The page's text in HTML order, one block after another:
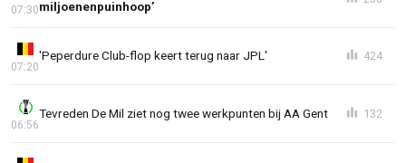
miljoenenpuinhoop’
07:30
'Peperdure Club-flop keert terug naar JPL'
07:20
424
Tevreden De Mil ziet nog twee werkpunten bij AA Gent
06:56
132